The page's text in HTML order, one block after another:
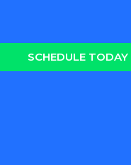
SCHEDULE TODAY